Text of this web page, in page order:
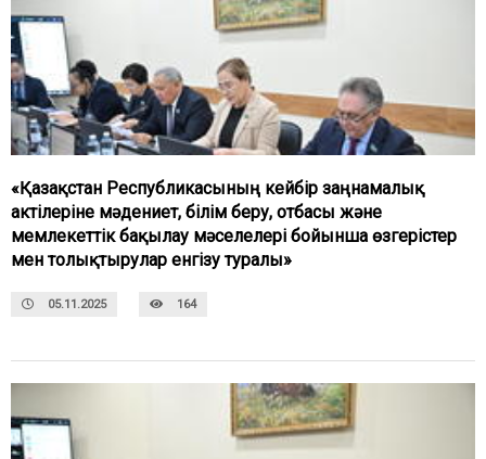
«Қазақстан Республикасының кейбір заңнамалық
актілеріне мәдениет, білім беру, отбасы және
мемлекеттік бақылау мәселелері бойынша өзгерістер
мен толықтырулар енгізу туралы»
05.11.2025 164